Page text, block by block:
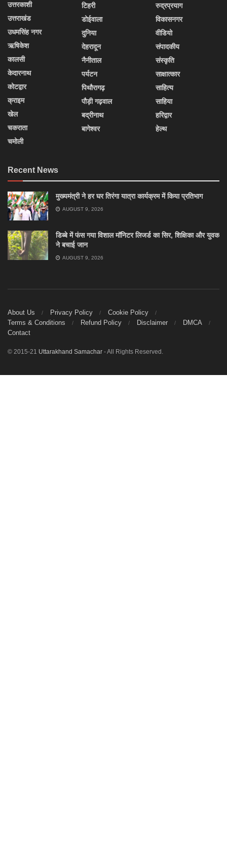
उत्तरकाशी
उत्तराखंड
उधमसिंह नगर
ऋषिकेश
कालसी
केदारनाथ
कोटद्वार
क्राइम
खेल
चकराता
चमोली
टिहरी
डोईवाला
दुनिया
देहरादून
नैनीताल
पर्यटन
पिथौरागढ़
पौड़ी गढ़वाल
बद्रीनाथ
बागेश्वर
रुद्रप्रयाग
विकासनगर
वीडियो
संपादकीय
संस्कृति
साक्षात्कार
साहित्य
साहिया
हरिद्वार
हेल्थ
Recent News
मुख्यमंत्री ने हर घर तिरंगा यात्रा कार्यक्रम में किया प्रतिभाग
AUGUST 9, 2026
डिब्बे में फंस गया विशाल मॉनिटर लिजर्ड का सिर, शिक्षिका और युवक
ने बचाई जान
AUGUST 9, 2026
About Us Privacy Policy
Cookie Policy
Terms & Conditions
Refund Policy Disclaimer
DMCA
Contact
© 2015-21 Uttarakhand Samachar - All Rights Reserved.